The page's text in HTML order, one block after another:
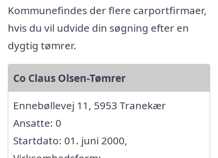
Kommunefindes der flere carportfirmaer,
hvis du vil udvide din søgning efter en
dygtig tømrer.
Co Claus Olsen-Tømrer
Ennebøllevej 11, 5953 Tranekær
Ansatte: 0
Startdato: 01. juni 2000,